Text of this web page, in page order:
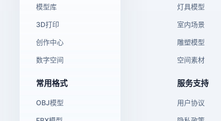
模型库
3D打印
创作中心
数字空间
灯具模型
室内场景
雕塑模型
空间素材
常用格式
OBJ模型
服务支持
用户协议